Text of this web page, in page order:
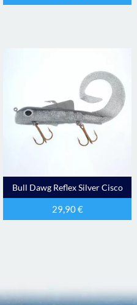
Bull Dawg Reflex Silver Cisco
29,90€